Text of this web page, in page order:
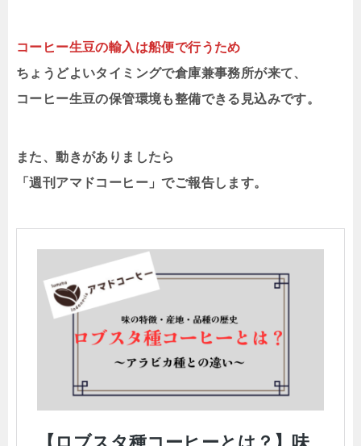
コーヒー生豆の輸入は船便で行うため
ちょうどよいタイミングで倉庫兼事務所が来て、
コーヒー生豆の保管環境も整備できる見込みです。
また、動きがありましたら
「週刊アマドコーヒー」でご報告します。